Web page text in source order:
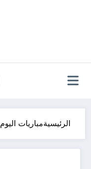
الرئيسيةمباريات اليوم